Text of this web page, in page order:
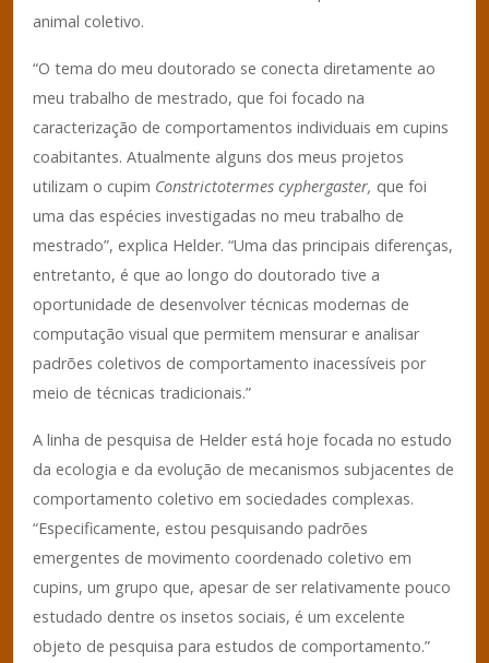
animal coletivo.
“O tema do meu doutorado se conecta diretamente ao
meu trabalho de mestrado, que foi focado na
caracterização de comportamentos individuais em cupins
coabitantes. Atualmente alguns dos meus projetos
utilizam o cupim Constrictotermes cyphergaster, que foi
uma das espécies investigadas no meu trabalho de
mestrado”, explica Helder. “Uma das principais diferenças,
entretanto, é que ao longo do doutorado tive a
oportunidade de desenvolver técnicas modernas de
computação visual que permitem mensurar e analisar
padrões coletivos de comportamento inacessíveis por
meio de técnicas tradicionais.”
A linha de pesquisa de Helder está hoje focada no estudo
da ecologia e da evolução de mecanismos subjacentes de
comportamento coletivo em sociedades complexas.
“Especificamente, estou pesquisando padrões
emergentes de movimento coordenado coletivo em
cupins, um grupo que, apesar de ser relativamente pouco
estudado dentre os insetos sociais, é um excelente
objeto de pesquisa para estudos de comportamento.”